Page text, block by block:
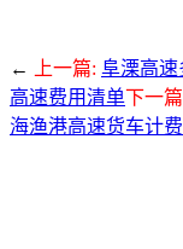
← 上一篇: 阜溧高速
高速费用清单下一
海渔港高速货车计